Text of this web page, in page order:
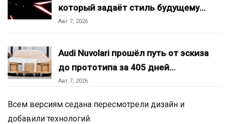
который задаёт стиль будущему…
Авг 7, 2026
Audi Nuvolari прошёл путь от эскиза
до прототипа за 405 дней…
Авг 7, 2026
Всем версиям седана пересмотрели дизайн и
добавили технологий.